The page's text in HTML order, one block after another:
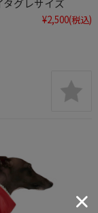
グレサイズ
¥2,500(税込)